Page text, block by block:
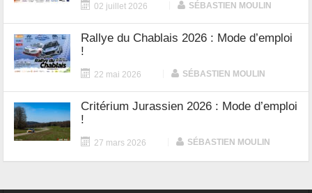
02 juillet 2026 SÉBASTIEN MOULIN
Rallye du Chablais 2026 : Mode d’emploi
!
22 mai 2026 SÉBASTIEN MOULIN
Critérium Jurassien 2026 : Mode d’emploi
!
27 mars 2026 SÉBASTIEN MOULIN